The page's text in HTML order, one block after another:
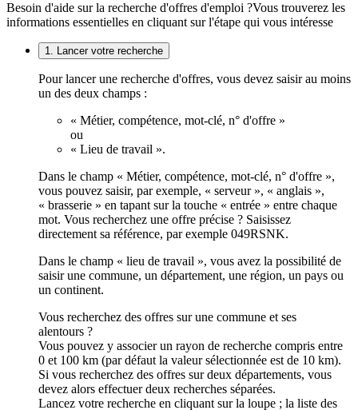
Besoin d'aide sur la recherche d'offres d'emploi ?Vous trouverez les
informations essentielles en cliquant sur l'étape qui vous intéresse
1. Lancer votre recherche
Pour lancer une recherche d'offres, vous devez saisir au moins
un des deux champs :
« Métier, compétence, mot-clé, n° d'offre »
ou
« Lieu de travail ».
Dans le champ « Métier, compétence, mot-clé, n° d'offre »,
vous pouvez saisir, par exemple, « serveur », « anglais »,
« brasserie » en tapant sur la touche « entrée » entre chaque
mot. Vous recherchez une offre précise ? Saisissez
directement sa référence, par exemple 049RSNK.
Dans le champ « lieu de travail », vous avez la possibilité de
saisir une commune, un département, une région, un pays ou
un continent.
Vous recherchez des offres sur une commune et ses
alentours ?
Vous pouvez y associer un rayon de recherche compris entre
0 et 100 km (par défaut la valeur sélectionnée est de 10 km).
Si vous recherchez des offres sur deux départements, vous
devez alors effectuer deux recherches séparées.
Lancez votre recherche en cliquant sur la loupe ; la liste des